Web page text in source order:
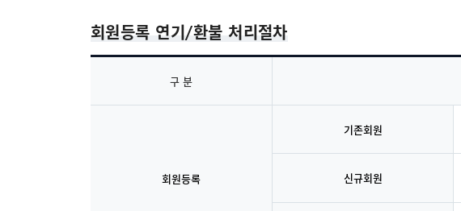
회원등록 연기/환불 처리절차
구 분
회원등록
기존회원
신규회원